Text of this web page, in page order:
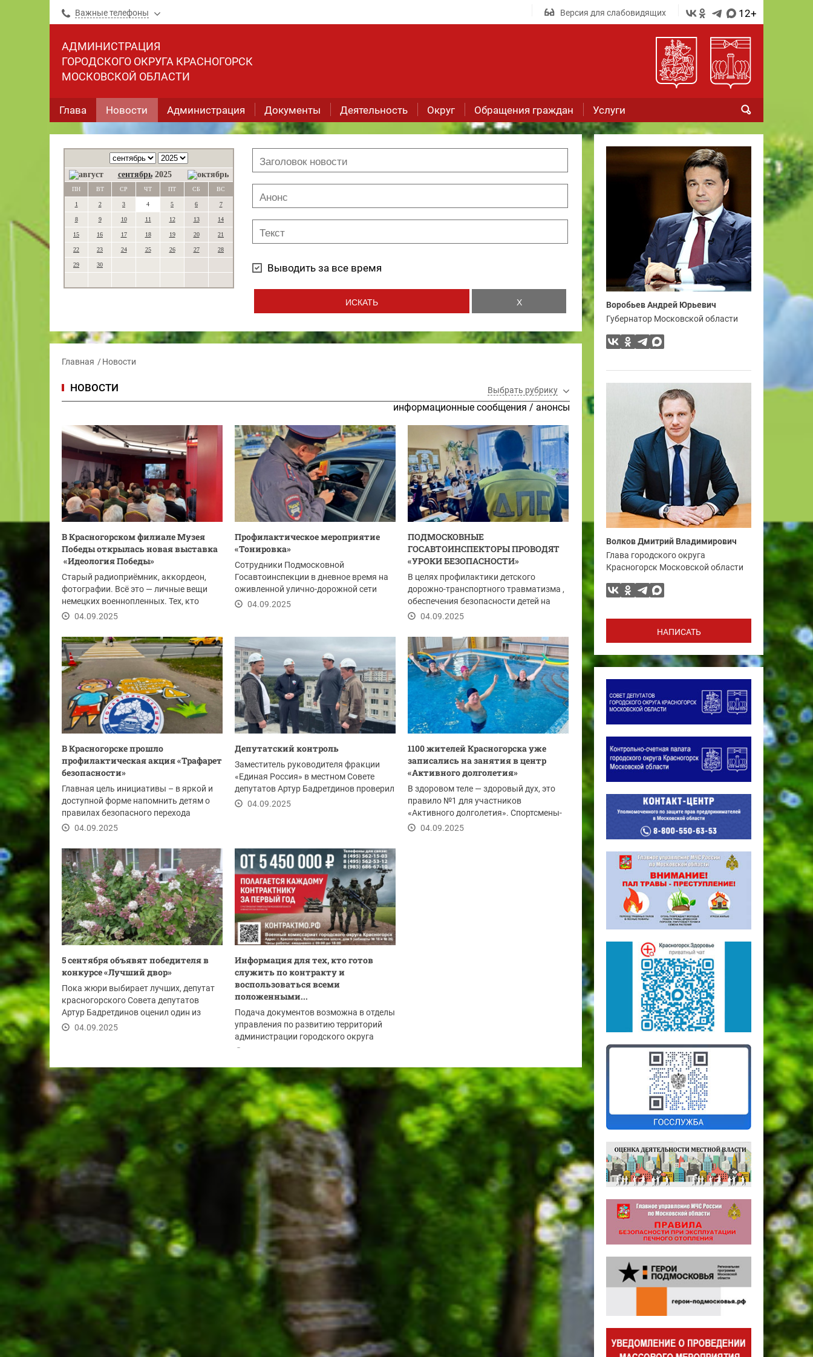
Важные телефоны Версия для слабовидящих 12+
АДМИНИСТРАЦИЯ
ГОРОДСКОГО ОКРУГА КРАСНОГОРСК
МОСКОВСКОЙ ОБЛАСТИ
Глава Новости Администрация Документы Деятельность Округ Обращения граждан Услуги
сентябрь 2025
ПН ВТ СР ЧТ ПТ СБ ВС
1 2 3 4 5 6 7
8 9 10 11 12 13 14
15 16 17 18 19 20 21
22 23 24 25 26 27 28
29 30 Выводить за все время
Главная Новости
НОВОСТИ Выбрать рубрику
информационные сообщения / анонсы
В Красногорском филиале Музея
Победы открылась новая выставка
«Идеология Победы»
Старый радиоприёмник, аккордеон,
фотографии. Всё это — личные вещи
немецких военнопленных. Тех, кто
когда-то проходил...
04.09.2025
Профилактическое мероприятие
«Тонировка»
Сотрудники Подмосковной
Госавтоинспекции в дневное время на
оживленной улично-дорожной сети
Подмосковного...
04.09.2025
ПОДМОСКОВНЫЕ
ГОСАВТОИНСПЕКТОРЫ ПРОВОДЯТ
«УРОКИ БЕЗОПАСНОСТИ»
В целях профилактики детского
дорожно-транспортного травматизма ,
обеспечения безопасности детей на
улицах и дорогах...
04.09.2025
В Красногорске прошло
профилактическая акция «Трафарет
безопасности»
Главная цель инициативы – в яркой и
доступной форме напомнить детям о
правилах безопасного перехода
проезжей части.
04.09.2025
Депутатский контроль
Заместитель руководителя фракции
«Единая Россия» в местном Совете
депутатов Артур Бадретдинов проверил
ход работ на...
04.09.2025
1100 жителей Красногорска уже
записались на занятия в центр
«Активного долголетия»
В здоровом теле — здоровый дух, это
правило №1 для участников
«Активного долголетия». Спортсмены-
любители не...
04.09.2025
5 сентября объявят победителя в
конкурсе «Лучший двор»
Пока жюри выбирает лучших, депутат
красногорского Совета депутатов
Артур Бадретдинов оценил один из
дворов-участников...
04.09.2025
Информация для тех, кто готов
служить по контракту и
воспользоваться всеми
положенными...
Подача документов возможна в отделы
управления по развитию территорий
администрации городского округа
Красногорск:
Воробьев Андрей Юрьевич
Губернатор Московской области
Волков Дмитрий Владимирович
Глава городского округа
Красногорск Московской области
НАПИСАТЬ